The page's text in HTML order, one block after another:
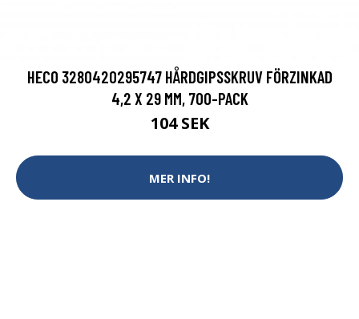
HECO 3280420295747 HÅRDGIPSSKRUV FÖRZINKAD
4,2 X 29 MM, 700-PACK
104 SEK
MER INFO!